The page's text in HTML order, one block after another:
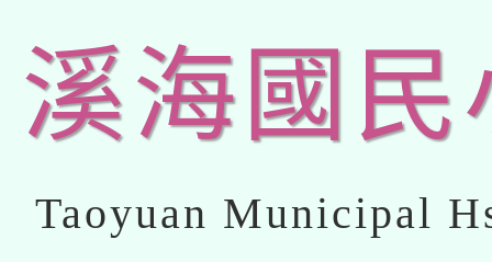
溪海國民
Taoyuan Municipal